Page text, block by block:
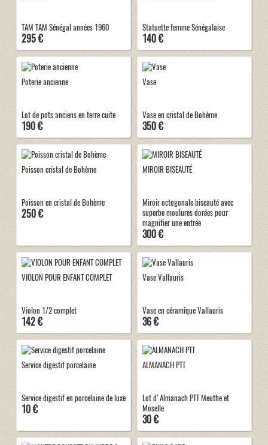
TAM TAM Sénégal années 1960
295 €
Statuette femme Sénégalaise
140 €
Poterie ancienne
Lot de pots anciens en terre cuite
190 €
Vase
Vase en cristal de Bohème
350 €
Poisson cristal de Bohème
Poisson en cristal de Bohème
250 €
MIROIR BISEAUTÉ
Miroir octogonale biseauté avec
superbe moulures dorées pour
magnifier une entrée
300 €
VIOLON POUR ENFANT COMPLET
Violon 1/2 complet
142 €
Vase Vallauris
Vase en céramique Vallauris
36 €
Service digestif porcelaine
Service digestif en porcelaine de luxe
10 €
ALMANACH PTT
Lot d'Almanach PTT Meuthe et
Moselle
30 €